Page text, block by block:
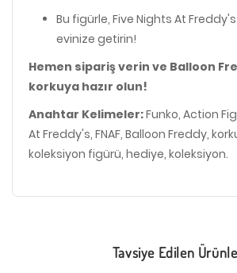
Bu figürle, Five Nights At Freddy's
evinize getirin!
Hemen sipariş verin ve Balloon
korkuya hazır olun!
Anahtar Kelimeler:Funko, Action
At Freddy's, FNAF, Balloon Freddy,
koleksiyon figürü, hediye, koleksiyon.
Tavsiye Edilen